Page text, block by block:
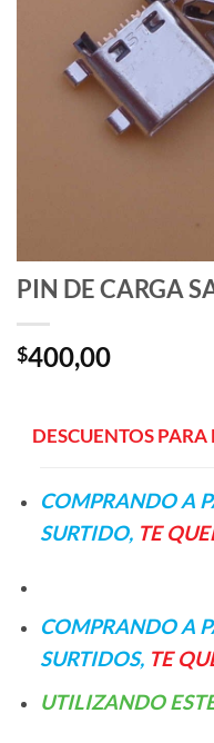
PIN DE CARGA
$400,00
DESCUENTOS PARA
COMPRANDO A
SURTIDO, TE
COMPRANDO A
SURTIDOS, TE
UTILIZANDO